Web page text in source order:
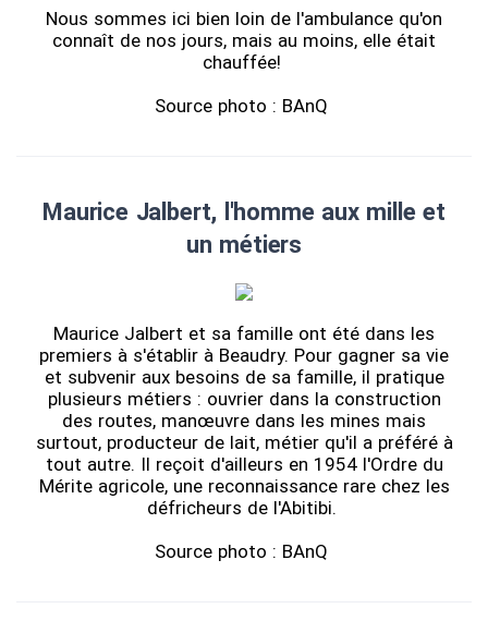
Nous sommes ici bien loin de l'ambulance qu'on
connaît de nos jours, mais au moins, elle était
chauffée!
Source photo : BAnQ
Maurice Jalbert, l'homme aux mille et
un métiers
Maurice Jalbert et sa famille ont été dans les
premiers à s'établir à Beaudry. Pour gagner sa vie
et subvenir aux besoins de sa famille, il pratique
plusieurs métiers : ouvrier dans la construction
des routes, manœuvre dans les mines mais
surtout, producteur de lait, métier qu'il a préféré à
tout autre. Il reçoit d'ailleurs en 1954 l'Ordre du
Mérite agricole, une reconnaissance rare chez les
défricheurs de l'Abitibi.
Source photo : BAnQ